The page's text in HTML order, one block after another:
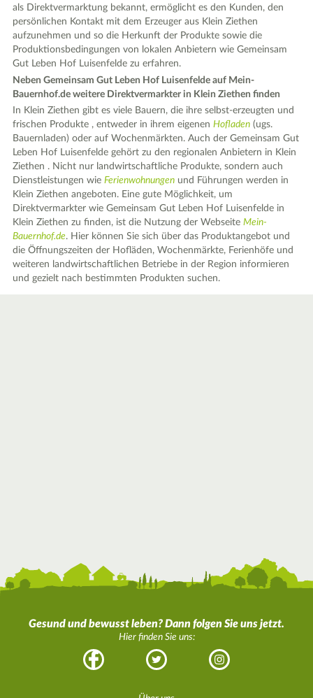
als Direktvermarktung bekannt, ermöglicht es den Kunden, den
persönlichen Kontakt mit dem Erzeuger aus Klein Ziethen
aufzunehmen und so die Herkunft der Produkte sowie die
Produktionsbedingungen von lokalen Anbietern wie Gemeinsam
Gut Leben Hof Luisenfelde zu erfahren.
Neben Gemeinsam Gut Leben Hof Luisenfelde auf Mein-
Bauernhof.de weitere Direktvermarkter in Klein Ziethen finden
In Klein Ziethen gibt es viele Bauern, die ihre selbst-erzeugten und
frischen Produkte , entweder in ihrem eigenenHofladen (ugs.
Bauernladen) oder auf Wochenmärkten. Auch der Gemeinsam Gut
Leben Hof Luisenfelde gehört zu den regionalen Anbietern in Klein
Ziethen . Nicht nur landwirtschaftliche Produkte, sondern auch
Dienstleistungen wieFerienwohnungen und Führungen werden in
Klein Ziethen angeboten. Eine gute Möglichkeit, um
Direktvermarkter wie Gemeinsam Gut Leben Hof Luisenfelde in
Klein Ziethen zu finden, ist die Nutzung der WebseiteMein-
Bauernhof.de. Hier können Sie sich über das Produktangebot und
die Öffnungszeiten der Hofläden, Wochenmärkte, Ferienhöfe und
weiteren landwirtschaftlichen Betriebe in der Region informieren
und gezielt nach bestimmten Produkten suchen.
Gesund und bewusst leben? Dann folgen Sie uns jetzt.
Hier finden Sie uns:
Facebook Twitter Instagram